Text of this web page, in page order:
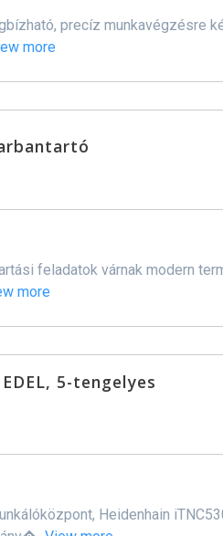
precíz
more
feladatok várnak modern
more
5-tengelyes
Heidenhain